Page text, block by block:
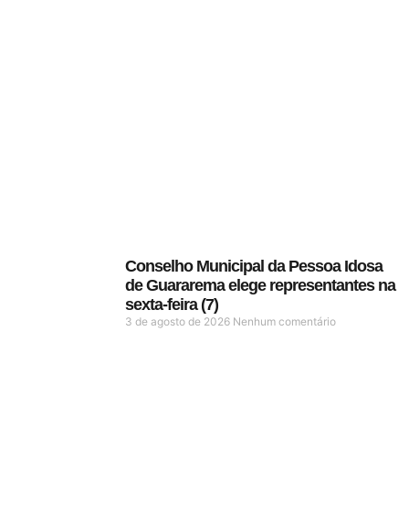
Conselho Municipal da Pessoa Idosa
de Guararema elege representantes na
sexta-feira (7)
3 de agosto de 2026 Nenhum comentário